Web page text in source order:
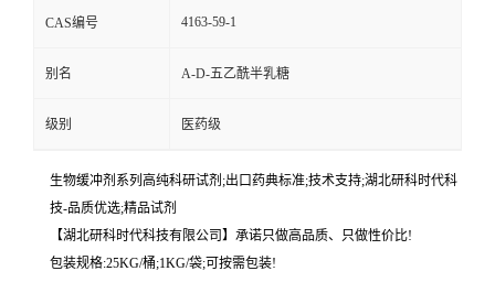
CAS编号 4163-59-1
别名 A-D-五乙酰半乳糖
级别 医药级
生物缓冲剂系列高纯科研试剂;出口药典标准;技术支持;湖北研科时代科
技-品质优选;精品试剂
【湖北研科时代科技有限公司】承诺只做高品质、只做性价比!
包装规格:25KG/桶;1KG/袋;可按需包装!